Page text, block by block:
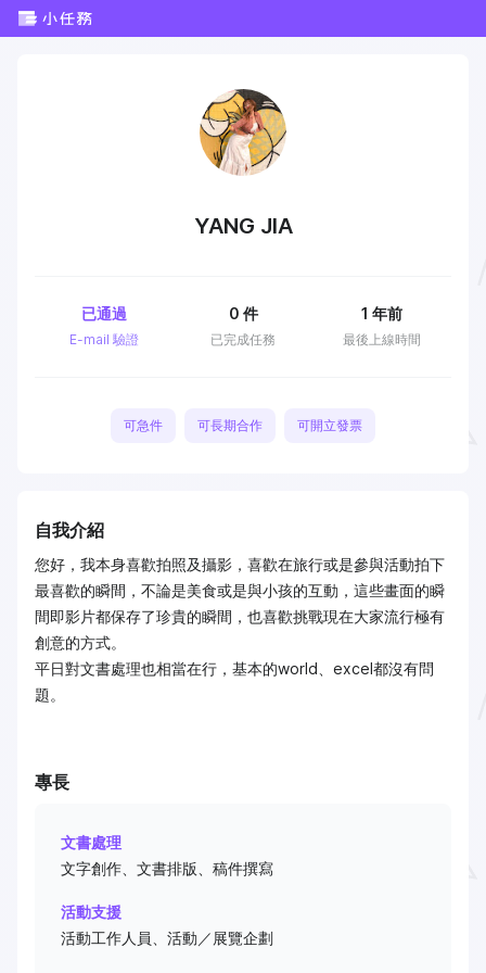
YANG JIA
E-mail 驗證
已通過
已完成任務
0 件
最後上線時間
1 年前
可急件 可長期合作 可開立發票
自我介紹
您好，我本身喜歡拍照及攝影，喜歡在旅行或是參與活動拍下
最喜歡的瞬間，不論是美食或是與小孩的互動，這些畫面的瞬
間即影片都保存了珍貴的瞬間，也喜歡挑戰現在大家流行極有
創意的方式。
平日對文書處理也相當在行，基本的world、excel都沒有問
題。
專長
文書處理
文字創作、文書排版、稿件撰寫
活動支援
活動工作人員、活動／展覽企劃